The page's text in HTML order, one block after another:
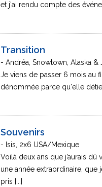
et j'ai rendu compte des
Transition
- Andréa, Snowtown, Alaska
Je viens de passer 6 mois au
dénommée parce qu'elle
Souvenirs
- Isis, 2x6 USA/Mexique
Voilà deux ans que j’aurais dû
une année extraordinaire, que
pris [...]